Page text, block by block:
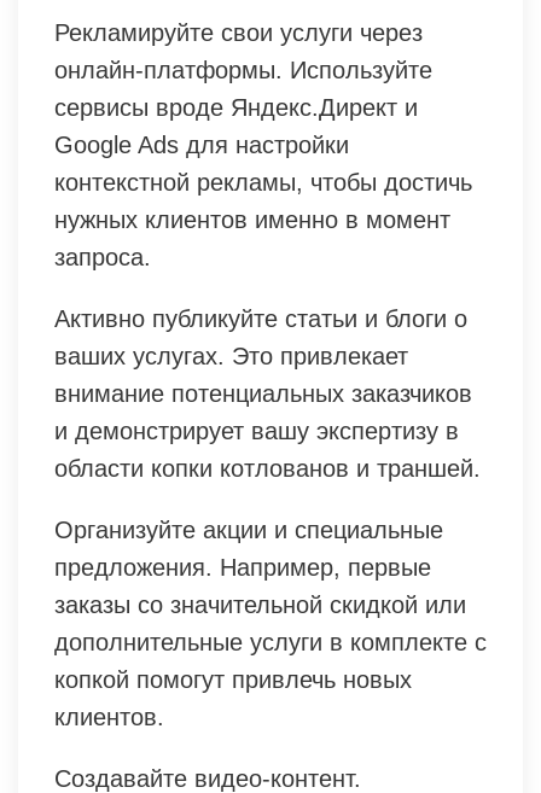
Рекламируйте свои услуги через
онлайн-платформы. Используйте
сервисы вроде Яндекс.Директ и
Google Ads для настройки
контекстной рекламы, чтобы достичь
нужных клиентов именно в момент
запроса.
Активно публикуйте статьи и блоги о
ваших услугах. Это привлекает
внимание потенциальных заказчиков
и демонстрирует вашу экспертизу в
области копки котлованов и траншей.
Организуйте акции и специальные
предложения. Например, первые
заказы со значительной скидкой или
дополнительные услуги в комплекте с
копкой помогут привлечь новых
клиентов.
Создавайте видео-контент.